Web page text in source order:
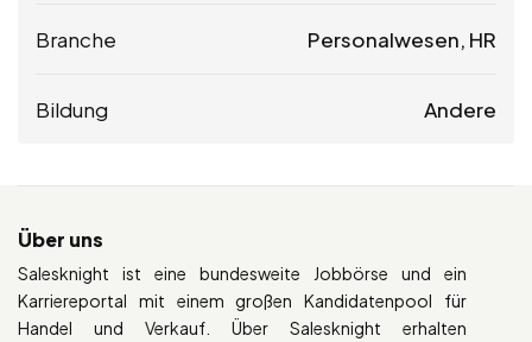
Branche Personalwesen, HR
Bildung Andere
Über uns
Salesknight ist eine bundesweite Jobbörse und ein
Karriereportal mit einem großen Kandidatenpool für
Handel und Verkauf. Über Salesknight erhalten